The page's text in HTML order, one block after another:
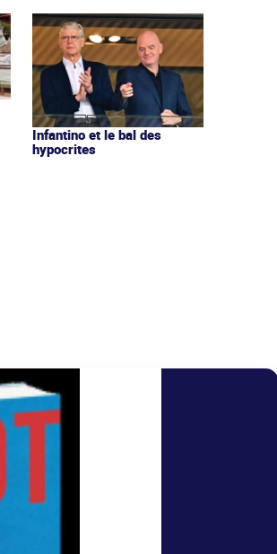
Infantino et le bal des
hypocrites